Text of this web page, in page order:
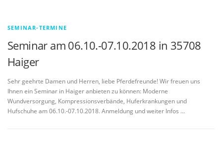
SEMINAR-TERMINE
Seminar am 06.10.-07.10.2018 in 35708
Haiger
Sehr geehrte Damen und Herren, liebe Pferdefreunde! Wir freuen uns
Ihnen ein Seminar in Haiger anbieten zu können: Moderne
Wundversorgung, Kompressionsverbände, Huferkrankungen und
Hufschuhe am 06.10.-07.10.2018. Anmeldung und weiter Infos …